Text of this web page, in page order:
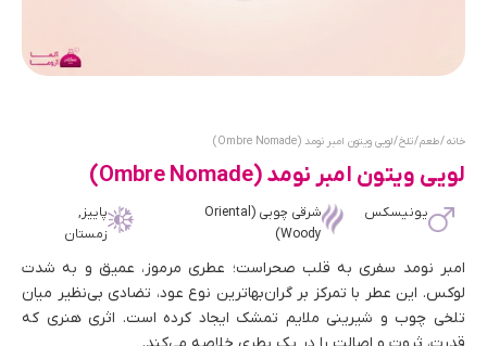
خانه/طعم/تلخ/ لویی ویتون امبر نومد (Ombre Nomade)
لویی ویتون امبر نومد (Ombre Nomade)
یونیسکس
شرقی چوبی (Oriental
Woody)
پاییز,
زمستان
امبر نومد سفری به قلب صحراست؛ عطری مرموز، عمیق و به شدت
لوکس. این عطر با تمرکز بر گران‌بها‌ترین نوع عود، تضادی بی‌نظیر میان
تلخی چوب و شیرینی ملایم تمشک ایجاد کرده است. اثری هنری که